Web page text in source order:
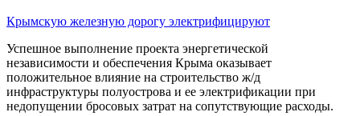
Крымскую железную дорогу электрифицируют
Успешное выполнение проекта энергетической
независимости и обеспечения Крыма оказывает
положительное влияние на строительство ж/д
инфраструктуры полуострова и ее электрификации при
недопущении бросовых затрат на сопутствующие расходы.